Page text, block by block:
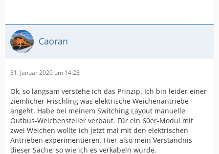
Caoran
31. Januar 2020 um 14:23
Ok, so langsam verstehe ich das Prinzip. Ich bin leider einer
ziemlicher Frischling was elektrische Weichenantriebe
angeht. Habe bei meinem Switching Layout manuelle
Outbus-Weichensteller verbaut. Für ein 60er-Modul mit
zwei Weichen wollte ich jetzt mal mit den elektrischen
Antrieben experimentieren. Hier also mein Verständnis
dieser Sache, so wie ich es verkabeln würde.